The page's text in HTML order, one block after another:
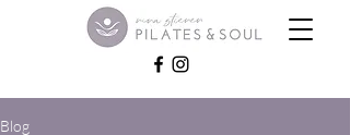
Blog